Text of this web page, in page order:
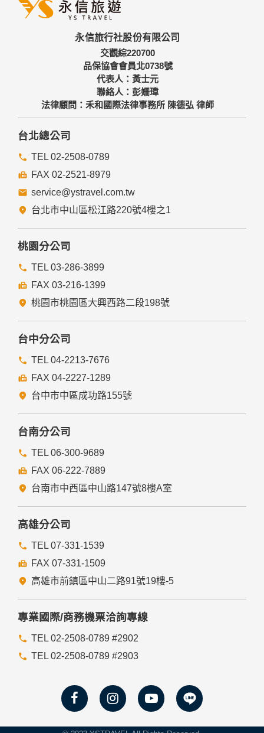
三、資料之保護
備及必要的安全防護措施，加以保護網站及您的個人資料採用
嚴格的保護措施，只由經過授權的人員才能接觸您的個人資
料，相關處理人員皆簽有保密合約，如有違反保密義務者，將
會受到相關的法律處分。
如因業務需要有必要委託其他單位提供服務時，本網站亦會嚴
格要求其遵守保密義務，並且採取必要檢查程序以確定其將確
實遵守。
四、網站對外的相關連結
提供的連結，點選進入其他網站。但該連結網站不適用本網站
的隱私權保護政策，您必須參考該連結網站中的隱私權保護政
策。
五、與第三人共用個人資料之政策
本網站絕不會提供、交換、出租或出售任何您的個人資料給其
他個人、團體、私人企業或公務機關，但有法律依據或合約義
務者，不在此限。
前項但書之情形包括不限於：
經由您書面同意。
法律明文規定。
與公務機關或學術研究機構合作，基於公共利益為統計或學術
研究而有必要，且資料經過提供者處理或蒐集者依其揭露方式
無從識別特定之當事人。
當您在網站的行為，違反服務條款或可能損害或妨礙網站與其
揭露您的個人資料是為了辨識、聯絡或採取法律行動所必要
者。
本網站委託廠商協助蒐集、處理或利用您的個人資料時，將對
委外廠商或個人善盡監督管理之責。
六、Cookie之使用
為了提供您最佳的服務，本網站會在您的電腦中放置並取用我
們的Cookie，若您不願接受Cookie的寫入，您可在您使用的
瀏覽器功能項中設定隱私權等級為高，即可拒絕Cookie的寫
七、隱私權保護政策之修正
款將刊登於網站上。
永信旅行社股份有限公司
交觀綜220700
品保協會會員北0738號
代表人：黃士元
聯絡人：彭姍瑋
法律顧問：禾和國際法律事務所 陳德弘 律師
台北總公司
TEL 02-2508-0789
FAX 02-2521-8979
service@ystravel.com.tw
台北市中山區松江路220號4樓之1
桃園分公司
TEL 03-286-3899
FAX 03-216-1399
桃園市桃園區大興西路二段198號
台中分公司
TEL 04-2213-7676
FAX 04-2227-1289
台中市中區成功路155號
台南分公司
TEL 06-300-9689
FAX 06-222-7889
台南市中西區中山路147號8樓A室
高雄分公司
TEL 07-331-1539
FAX 07-331-1509
高雄市前鎮區中山二路91號19樓-5
專業國際/商務機票洽詢專線
TEL 02-2508-0789 #2902
TEL 02-2508-0789 #2903